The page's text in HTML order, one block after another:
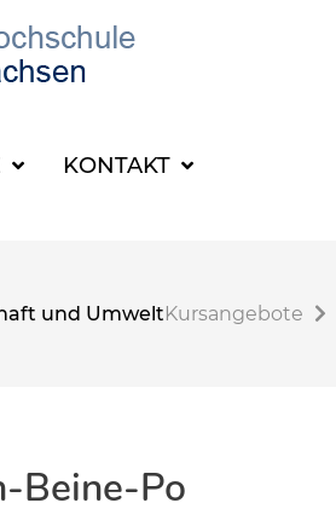
KONTAKT
und UmweltKursangebote
Beine-Po